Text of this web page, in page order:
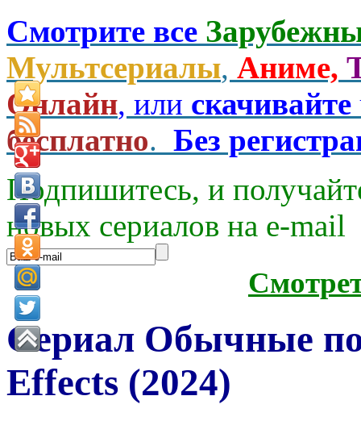
Смотрите все
Мультсериалы, Аниме,
Онлайн, или скачивайте
бесплатно. Без
Подпишитесь, и
новых сериалов на e-mаil
Сериал Обычные
Effects (2024)